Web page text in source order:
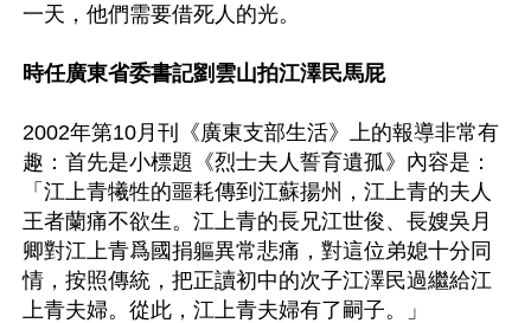
一天，他們需要借死人的光。
時任廣東省委書記劉雲山拍江澤民馬屁
2002年第10月刊《廣東支部生活》上的報導非常有
趣：首先是小標題《烈士夫人誓育遺孤》內容是：
「江上青犧牲的噩耗傳到江蘇揚州，江上青的夫人
王者蘭痛不欲生。江上青的長兄江世俊、長嫂吳月
卿對江上青爲國捐軀異常悲痛，對這位弟媳十分同
情，按照傳統，把正讀初中的次子江澤民過繼給江
上青夫婦。從此，江上青夫婦有了嗣子。」